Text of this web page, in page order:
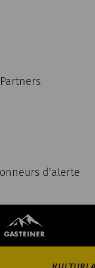
Partners
d'alerte